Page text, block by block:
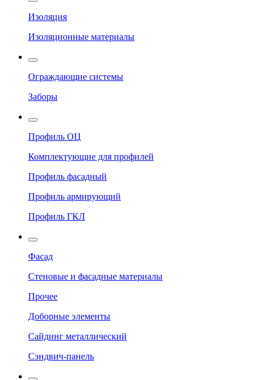
Изоляция
Изоляционные материалы
Ограждающие системы
Заборы
Профиль ОЦ
Комплектующие для профилей
Профиль фасадный
Профиль армирующий
Профиль ГКЛ
Фасад
Стеновые и фасадные материалы
Прочее
Доборные элементы
Сайдинг металлический
Сэндвич-панель